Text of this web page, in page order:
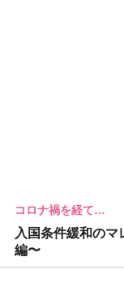
コロナ禍を経て…
入国条件緩和のマ
編〜